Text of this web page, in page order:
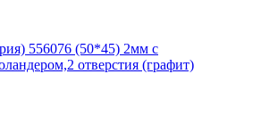
556076 (50*45) 2мм с
отверстия (графит)